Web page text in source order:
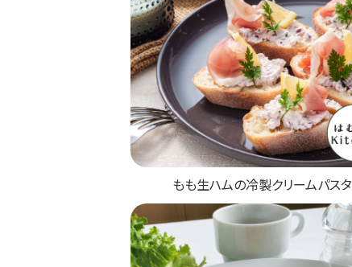
もも生ハムの冷製クリームパスタ